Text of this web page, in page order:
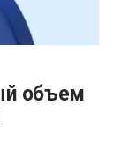
объем